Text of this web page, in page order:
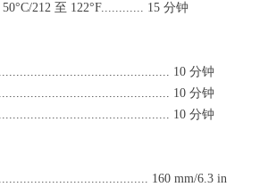
50°C/212 至 122°F............ 15 分钟
10 分钟
10 分钟
10 分钟
160 mm/6.3 in